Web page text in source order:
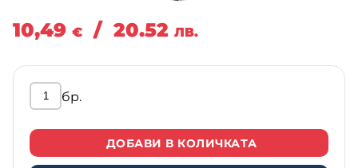
10,49 € / 20.52 ЛВ.
бр.
ДОБАВИ В КОЛИЧКАТА